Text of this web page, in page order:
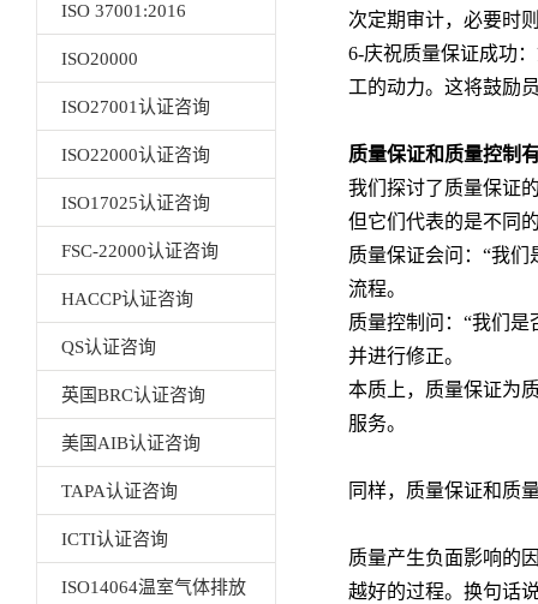
ISO 37001:2016
ISO20000
ISO27001认证咨询
ISO22000认证咨询
ISO17025认证咨询
FSC-22000认证咨询
HACCP认证咨询
QS认证咨询
英国BRC认证咨询
美国AIB认证咨询
TAPA认证咨询
ICTI认证咨询
ISO14064温室气体排放
次定期审计，必要时
6-庆祝质量保证成功
工的动力。这将鼓励
质量保证和质量控制
我们探讨了质量保证
但它们代表的是不同
质量保证会问：“我
流程。
质量控制问：“我们
并进行修正。
本质上，质量保证为
服务。
同样，质量保证和质
质量产生负面影响的
越好的过程。换句话